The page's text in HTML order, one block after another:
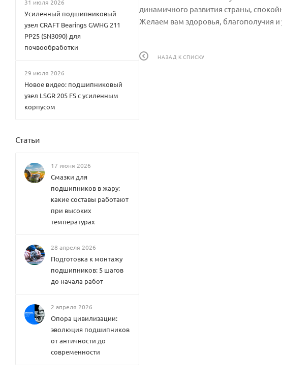
динамичного развития страны,
Желаем вам здоровья, благополучия и
НАЗАД К СПИСКУ
31 июля 2026
Усиленный подшипниковый
узел CRAFT Bearings GWHG 211
PP25 (SN3090) для
почвообработки
29 июля 2026
Новое видео: подшипниковый
узел LSGR 205 FS с усиленным
корпусом
Статьи
17 июня 2026
Смазки для
подшипников в жару:
какие составы работают
при высоких
температурах
28 апреля 2026
Подготовка к монтажу
подшипников: 5 шагов
до начала работ
2 апреля 2026
Опора цивилизации:
эволюция подшипников
от античности до
современности